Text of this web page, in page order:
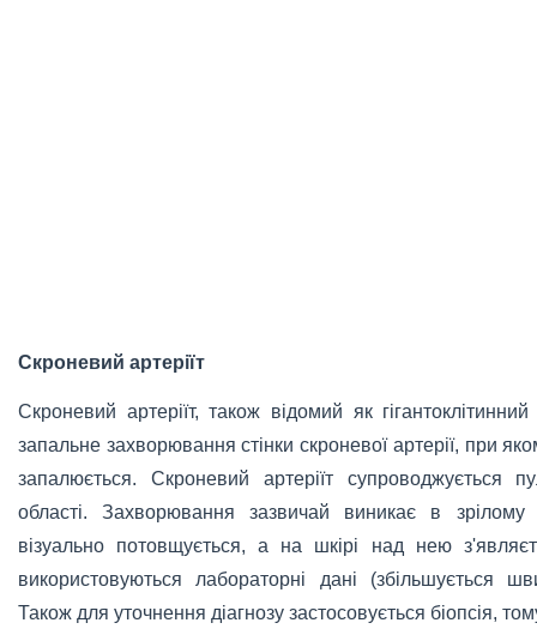
Скроневий артеріїт
Скроневий артеріїт, також відомий як
запальне захворювання стінки скроневої артерії, при
запалюється. Скроневий артеріїт супроводжується
області. Захворювання зазвичай виникає в зрілому
візуально потовщується, а на шкірі над нею
використовуються лабораторні дані (збільшується
Також для уточнення діагнозу застосовується біопсія,